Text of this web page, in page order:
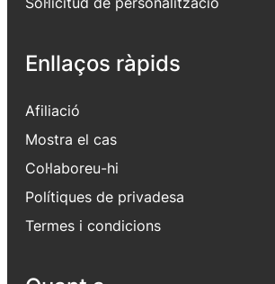
Enllaços ràpids
Afiliació
Mostra el cas
Col·laboreu-hi
Polítiques de privadesa
Termes i condicions